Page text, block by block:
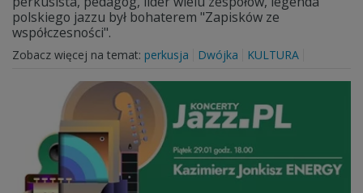
polskiego jazzu był bohaterem "Zapisków ze
współczesności".
Zobacz więcej na temat: perkusja Dwójka KULTURA